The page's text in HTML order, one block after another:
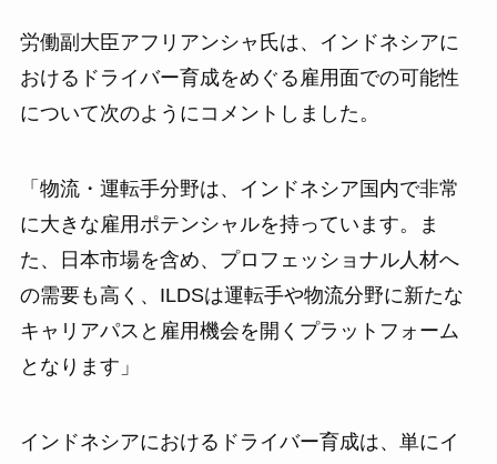
労働副大臣アフリアンシャ氏は、インドネシアに
おけるドライバー育成をめぐる雇用面での可能性
について次のようにコメントしました。
「物流・運転手分野は、インドネシア国内で非常
に大きな雇用ポテンシャルを持っています。ま
た、日本市場を含め、プロフェッショナル人材へ
の需要も高く、ILDSは運転手や物流分野に新たな
キャリアパスと雇用機会を開くプラットフォーム
となります」
インドネシアにおけるドライバー育成は、単にイ